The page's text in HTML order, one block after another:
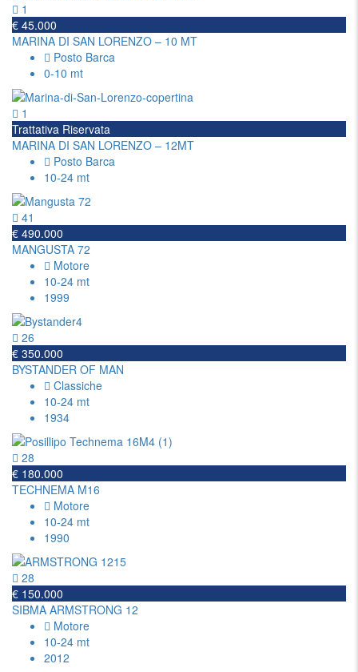
1
€ 45.000
MARINA DI SAN LORENZO – 10 MT
Posto Barca
0-10 mt
1
Trattativa Riservata
MARINA DI SAN LORENZO – 12MT
Posto Barca
10-24 mt
41
€ 490.000
MANGUSTA 72
Motore
10-24 mt
1999
26
€ 350.000
BYSTANDER OF MAN
Classiche
10-24 mt
1934
28
€ 180.000
TECHNEMA M16
Motore
10-24 mt
1990
28
€ 150.000
SIBMA ARMSTRONG 12
Motore
10-24 mt
2012